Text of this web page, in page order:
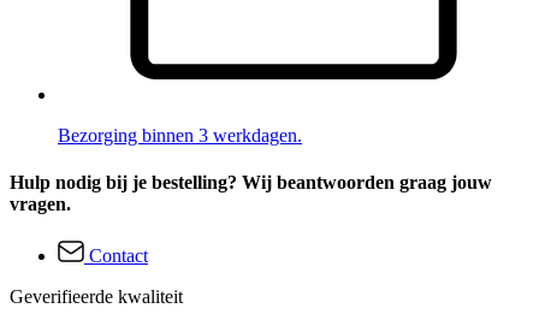
Bezorging binnen 3 werkdagen.
Hulp nodig bij je bestelling? Wij beantwoorden graag jouw
vragen.
Contact
Geverifieerde kwaliteit